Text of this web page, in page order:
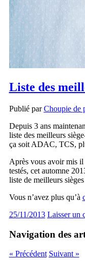
Liste des
Publié parChoupie de
Depuis 3 ans
liste des meilleurs
ça soit ADAC, TCS,
Après vous avoir mis il
testés, cet automne
liste de meilleurs
Vous n’avez plus qu’à
25/11/2013 Laisser un
Navigation des
« Précédent Suivant »